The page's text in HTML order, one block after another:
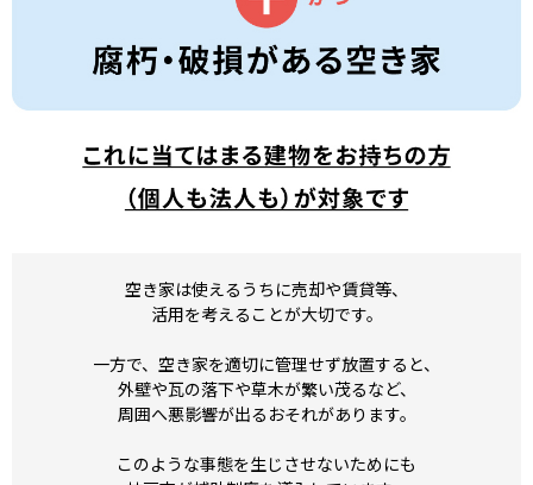
空き家は使えるうちに売却や賃貸等、
活用を考えることが大切です。
一方で、空き家を適切に管理せず放置すると、
外壁や瓦の落下や草木が繁い茂るなど、
周囲へ悪影響が出るおそれがあります。
このような事態を生じさせないためにも